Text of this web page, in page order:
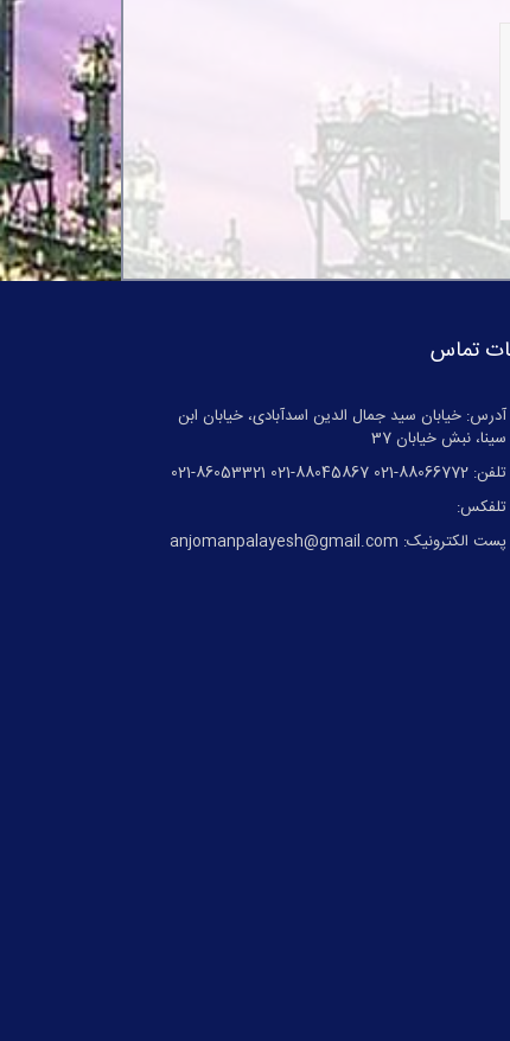
تماس
آدرس: خیابان سید جمال الدین اسدآبادی، خیابان ابن
سینا، نبش خیابان 37
تلفن: 88066772-021 88045867-021 86053321-021
تلفکس:
پست الکترونیک: anjomanpalayesh@gmail.com